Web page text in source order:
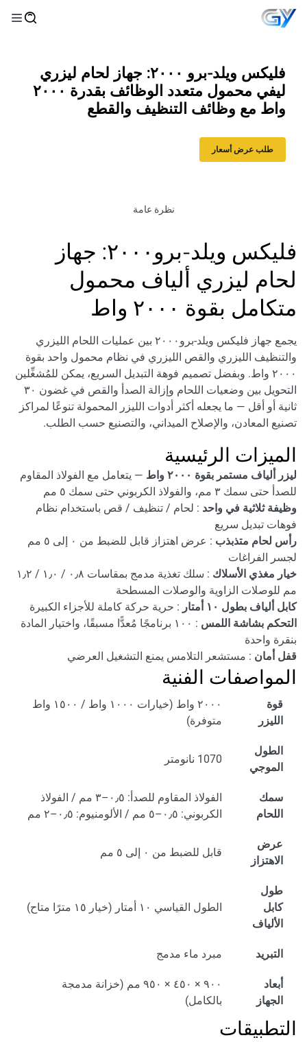
فليكس ويلد-برو ٢٠٠٠: جهاز لحام ليزري
ليفي محمول متعدد الوظائف بقدرة ٢٠٠٠
واط مع وظائف التنظيف والقطع
طلب عرض أسعار
نظرة عامة
فليكس ويلد-برو٢٠٠٠: جهاز
لحام ليزري ألياف محمول
متكامل بقوة ٢٠٠٠ واط
يجمع جهاز فليكس ويلد-برو٢٠٠٠ بين عمليات اللحام الليزري
والتنظيف الليزري والقص الليزري في نظام محمول واحد بقوة
٢٠٠٠ واط. وبفضل تصميم فوهة التبديل السريع، يمكن للمُشغِّلين
التحويل بين وضعيات اللحام وإزالة الصدأ والقص في غضون ٣٠
ثانية أو أقل — ما يجعله أكثر أدوات الليزر المحمولة تنوعًا لمراكز
تصنيع المعادن، والإصلاح الميداني، والتصنيع حسب الطلب.
الميزات الرئيسية
ليزر ألياف مستمر بقوة ٢٠٠٠ واط
— يتعامل مع الفولاذ المقاوم
للصدأ حتى سمك ٣ مم، والفولاذ الكربوني حتى سمك ٥ مم
وظيفة ثلاثية في واحد : لحام / تنظيف / قص باستخدام نظام
فوهات تبديل سريع
رأس لحام متذبذب
: عرض اهتزاز قابل للضبط من ٠ إلى ٥ مم
لجسر الفراغات
خيار مغذي الأسلاك
: سلك تغذية مدمج بمقاسات ٠٫٨ / ١٫٠ / ١٫٢
مم للوصلات الزاوية والوصلات المسطحة
كابل ألياف بطول ١٠ أمتار
: حرية حركة كاملة للأجزاء الكبيرة
التحكم بشاشة اللمس
: ١٠٠ برنامجًا مُعدًّا مسبقًا، واختيار المادة
بنقرة واحدة
قفل أمان : مستشعر التلامس يمنع التشغيل العرضي
المواصفات الفنية
قوة
الليزر
٢٠٠٠ واط (خيارات ١٠٠٠ واط / ١٥٠٠ واط
متوفرة)
الطول
الموجي
1070 نانومتر
سمك
اللحام
الفولاذ المقاوم للصدأ: ٠٫٥–٣ مم / الفولاذ
الكربوني: ٠٫٥–٥ مم / الألومنيوم: ٠٫٥–٢ مم
عرض
الاهتزاز
قابل للضبط من ٠ إلى ٥ مم
طول
كابل
الألياف
الطول القياسي ١٠ أمتار (خيار ١٥ مترًا متاح)
التبريد مبرد ماء مدمج
أبعاد
الجهاز
٩٠٠ × ٤٥٠ × ٩٥٠ مم (خزانة مدمجة
بالكامل)
التطبيقات